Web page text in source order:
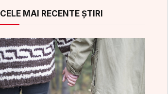
CELE MAI RECENTE ȘTIRI